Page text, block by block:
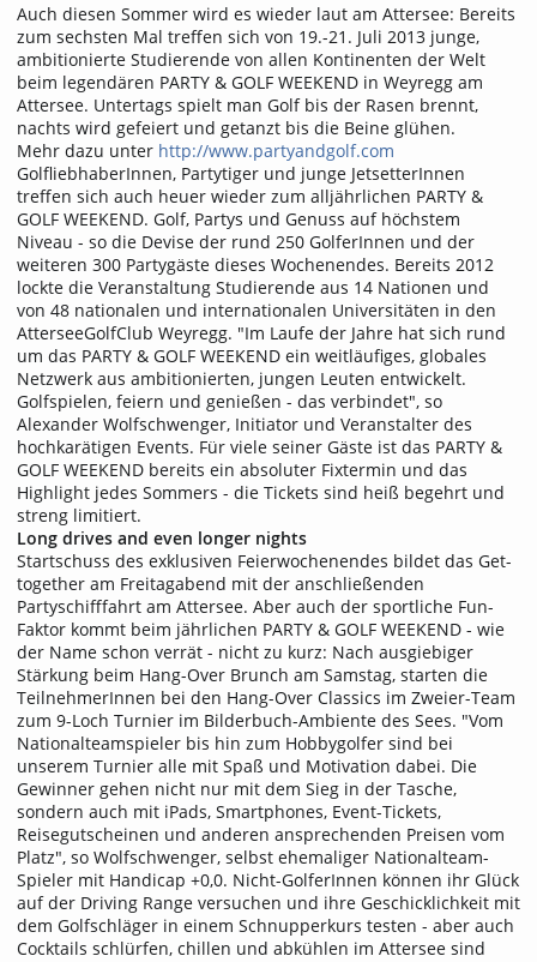
Auch diesen Sommer wird es wieder laut am Attersee: Bereits
zum sechsten Mal treffen sich von 19.-21. Juli 2013 junge,
ambitionierte Studierende von allen Kontinenten der Welt
beim legendären PARTY & GOLF WEEKEND in Weyregg am
Attersee. Untertags spielt man Golf bis der Rasen brennt,
nachts wird gefeiert und getanzt bis die Beine glühen.
Mehr dazu unter http://www.partyandgolf.com
GolfliebhaberInnen, Partytiger und junge JetsetterInnen
treffen sich auch heuer wieder zum alljährlichen PARTY &
GOLF WEEKEND. Golf, Partys und Genuss auf höchstem
Niveau - so die Devise der rund 250 GolferInnen und der
weiteren 300 Partygäste dieses Wochenendes. Bereits 2012
lockte die Veranstaltung Studierende aus 14 Nationen und
von 48 nationalen und internationalen Universitäten in den
AtterseeGolfClub Weyregg. "Im Laufe der Jahre hat sich rund
um das PARTY & GOLF WEEKEND ein weitläufiges, globales
Netzwerk aus ambitionierten, jungen Leuten entwickelt.
Golfspielen, feiern und genießen - das verbindet", so
Alexander Wolfschwenger, Initiator und Veranstalter des
hochkarätigen Events. Für viele seiner Gäste ist das PARTY &
GOLF WEEKEND bereits ein absoluter Fixtermin und das
Highlight jedes Sommers - die Tickets sind heiß begehrt und
streng limitiert.
Long drives and even longer nights
Startschuss des exklusiven Feierwochenendes bildet das Get-
together am Freitagabend mit der anschließenden
Partyschifffahrt am Attersee. Aber auch der sportliche Fun-
Faktor kommt beim jährlichen PARTY & GOLF WEEKEND - wie
der Name schon verrät - nicht zu kurz: Nach ausgiebiger
Stärkung beim Hang-Over Brunch am Samstag, starten die
TeilnehmerInnen bei den Hang-Over Classics im Zweier-Team
zum 9-Loch Turnier im Bilderbuch-Ambiente des Sees. "Vom
Nationalteamspieler bis hin zum Hobbygolfer sind bei
unserem Turnier alle mit Spaß und Motivation dabei. Die
Gewinner gehen nicht nur mit dem Sieg in der Tasche,
sondern auch mit iPads, Smartphones, Event-Tickets,
Reisegutscheinen und anderen ansprechenden Preisen vom
Platz", so Wolfschwenger, selbst ehemaliger Nationalteam-
Spieler mit Handicap +0,0. Nicht-GolferInnen können ihr Glück
auf der Driving Range versuchen und ihre Geschicklichkeit mit
dem Golfschläger in einem Schnupperkurs testen - aber auch
Cocktails schlürfen, chillen und abkühlen im Attersee sind